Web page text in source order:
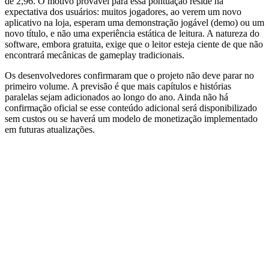
expectativa dos usuários: muitos jogadores, ao verem um novo
aplicativo na loja, esperam uma demonstração jogável (demo) ou um
novo título, e não uma experiência estática de leitura. A natureza do
software, embora gratuita, exige que o leitor esteja ciente de que não
encontrará mecânicas de gameplay tradicionais.
Os desenvolvedores confirmaram que o projeto não deve parar no
primeiro volume. A previsão é que mais capítulos e histórias
paralelas sejam adicionados ao longo do ano. Ainda não há
confirmação oficial se esse conteúdo adicional será disponibilizado
sem custos ou se haverá um modelo de monetização implementado
em futuras atualizações.